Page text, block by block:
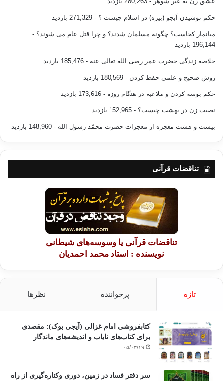
بخشش ترین خیانت ها محسوب می شود.
منبع : مجله ویستا
حکم نوشیدن آبجو (بیره) در اسلام چیست ؟ - 271,329 بازدید
میانمار کجاست؟ چگونه مسلمان شدند؟ و چرا قتل عام می شوند؟ -
196,144 بازدید
خلاصه زندگی حضرت عمر رضی الله تعالی عنه - 185,476 بازدید
روش صحیح و علمی حفظ کردن - 180,569 بازدید
حکم بوسه کردن و ملاعبه در هنگام روزه - 173,616 بازدید
نصیب زن در بهشت چیست؟ - 152,965 بازدید
بیست و هشت معجزه از معجزات حضرت محمّد رسول الله - 148,960 بازدید
تناقضات قرآنی
تناقضات قرآنی یا وسوسه‌های شیطانی
نویسنده : استاد محمد احمدیان
تازه پرخواننده نظرها
کتابفروشی امام غزالی (آیجی بوک): مقصدی
برای کتاب‌های نایاب و اندیشه‌های ماندگار
۰۵/۰۳/۱۹
سر دفتر فساد در زمین‌، دوری وکناره‌گیری از راه